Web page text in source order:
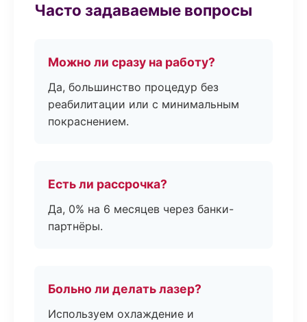
Часто задаваемые вопросы
Можно ли сразу на работу?
Да, большинство процедур без
реабилитации или с минимальным
покраснением.
Есть ли рассрочка?
Да, 0% на 6 месяцев через банки-
партнёры.
Больно ли делать лазер?
Используем охлаждение и